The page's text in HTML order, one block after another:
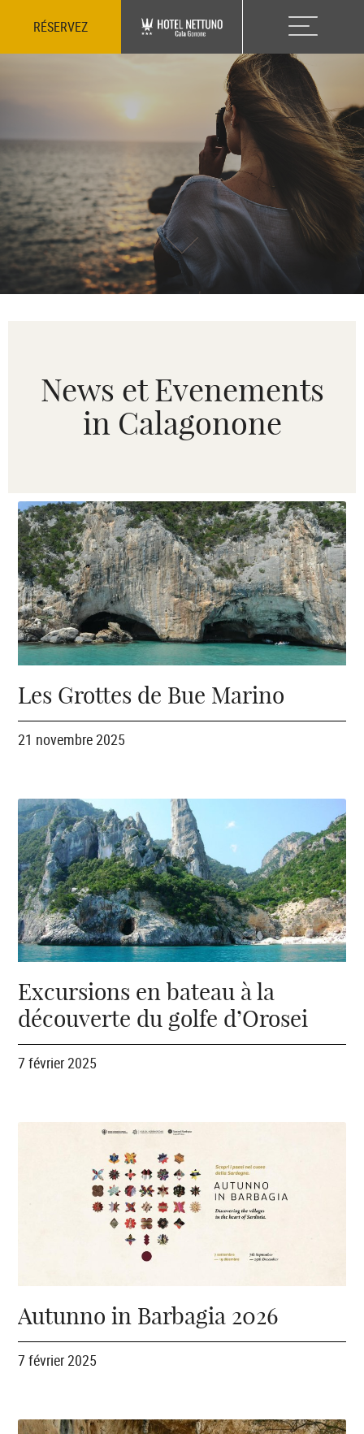
RÉSERVEZ
News et Evenements
in Calagonone
Les Grottes de Bue Marino
21 novembre 2025
Excursions en bateau à la
découverte du golfe d’Orosei
7 février 2025
Autunno in Barbagia 2026
7 février 2025